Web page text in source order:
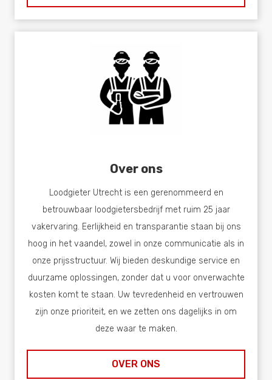
Over ons
Loodgieter Utrecht is een gerenommeerd en
betrouwbaar loodgietersbedrijf met ruim 25 jaar
vakervaring. Eerlijkheid en transparantie staan bij ons
hoog in het vaandel, zowel in onze communicatie als in
onze prijsstructuur. Wij bieden deskundige service en
duurzame oplossingen, zonder dat u voor onverwachte
kosten komt te staan. Uw tevredenheid en vertrouwen
zijn onze prioriteit, en we zetten ons dagelijks in om
deze waar te maken.
OVER ONS